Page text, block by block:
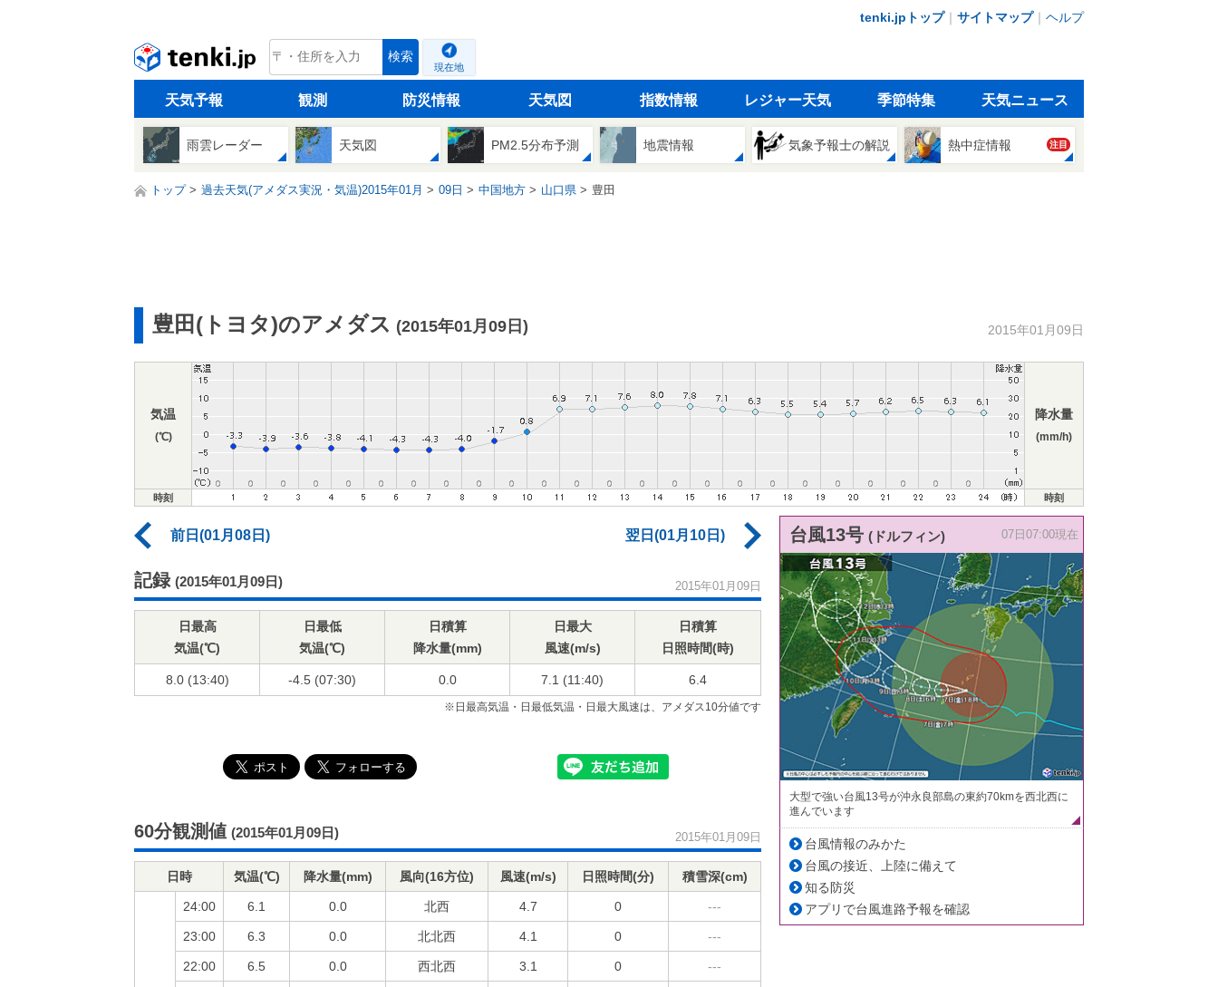
tenki.jpトップ｜ サイトマップ｜ ヘルプ
tenki.jp 検索
現在地
天気予報 観測 防災情報 天気図 指数情報 レジャー天気 季節特集 天気ニュース
雨雲レーダー 天気図 PM2.5分布予測 地震情報 気象予報士の解説 熱中症情報 注目
トップ 過去天気(アメダス実況・気温)2015年01月 09日 中国地方 山口県 豊田
豊田(トヨタ)のアメダス (2015年01月09日) 2015年01月09日
気温
(℃)
降水量
(mm/h)
時刻 時刻
前日(01月08日) 翌日(01月10日)
記録 (2015年01月09日) 2015年01月09日
日最高
気温(℃)
日最低
気温(℃)
日積算
降水量(mm)
日最大
風速(m/s)
日積算
日照時間(時)
8.0 (13:40) -4.5 (07:30) 0.0 7.1 (11:40) 6.4
※日最高気温・日最低気温・日最大風速は、アメダス10分値です
60分観測値 (2015年01月09日) 2015年01月09日
日時 気温(℃) 降水量(mm) 風向(16方位) 風速(m/s) 日照時間(分) 積雪深(cm)
24:00 6.1 0.0 北西 4.7 0 ---
23:00 6.3 0.0 北北西 4.1 0 ---
22:00 6.5 0.0 西北西 3.1 0 ---
台風13号 (ドルフィン) 07日07:00現在
大型で強い台風13号が沖永良部島の東約70kmを西北西に
進んでいます
台風情報のみかた
台風の接近、上陸に備えて
知る防災
アプリで台風進路予報を確認